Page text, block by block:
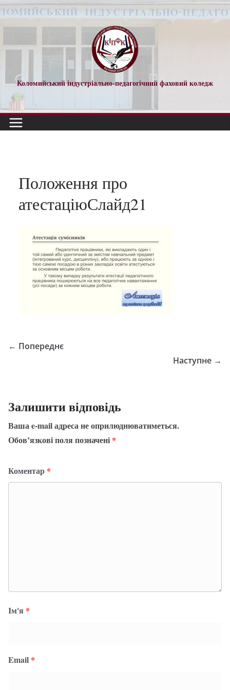
Перейти
до
Коломийський індустріально-педагогічний фаховий коледж
Положення про
атестаціюСлайд21
← Попереднє
Наступне →
Залишити відповідь
Ваша e-mail адреса не оприлюднюватиметься.
Обов’язкові поля позначені *
Коментар *
Ім'я *
Email *